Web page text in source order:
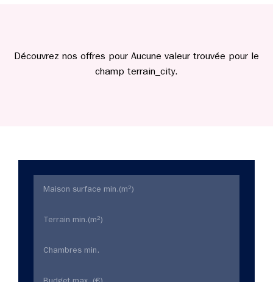
Découvrez nos offres pour Aucune valeur trouvée pour le
champ terrain_city.